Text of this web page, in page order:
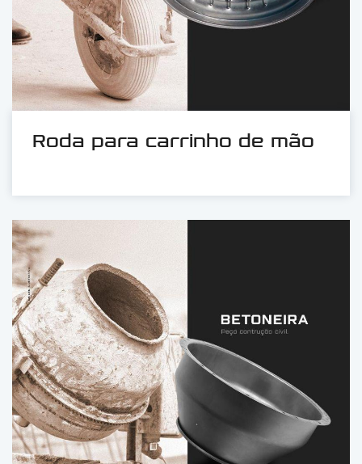
Roda para carrinho de mão